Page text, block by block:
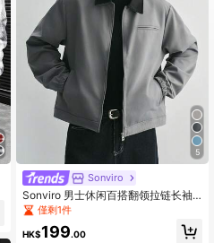
5
Sonviro
Sonviro 男士休闲百搭翻领拉链长袖
夹克，适合日常穿着，男士时尚灰色
夹克
僅剩1件
HK$199.00